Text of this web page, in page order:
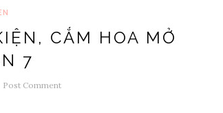
CẮM HOA MỞ
7
Post Comment